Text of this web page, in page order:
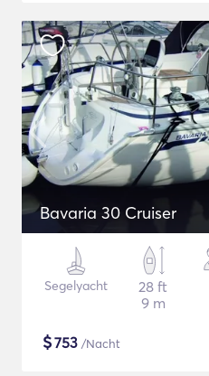
Bavaria 30 Cruiser
Segelyacht
28 ft
9 m
$753 /Nacht